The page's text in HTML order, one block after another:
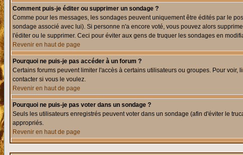
Comment puis-je éditer ou supprimer un sondage ?
Comme pour les messages, les sondages peuvent uniquement être édités par le
sondage associé avec lui). Si personne n'a encore voté, vous pouvez alors
l'éditer ou le supprimer. Ceci pour éviter aux gens de truquer les sondages en
Revenir en haut de page
Pourquoi ne puis-je pas accéder à un forum ?
Certains forums peuvent limiter l'accès à certains utilisateurs ou groupes. Pour
contacter si vous le voulez.
Revenir en haut de page
Pourquoi ne puis-je pas voter dans un sondage ?
Seuls les utilisateurs enregistrés peuvent voter dans un sondage (afin d'éviter le
appropriés.
Revenir en haut de page